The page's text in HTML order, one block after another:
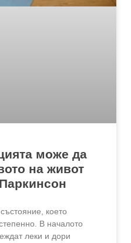
може да
на живот
което
В началото
леки и дори